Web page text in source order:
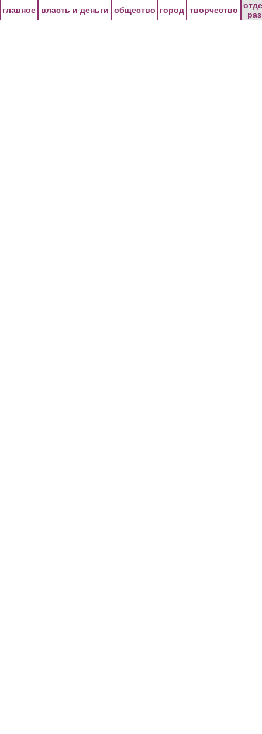
главное власть и деньги общество город творчество